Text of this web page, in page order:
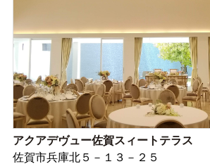
アクアデヴュー佐賀スィートテラス
佐賀市兵庫北５－１３－２５